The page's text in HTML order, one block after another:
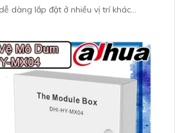
dàng lắp đặt ở nhiều vị trí khác
và tự động cân chỉnh ánh sáng